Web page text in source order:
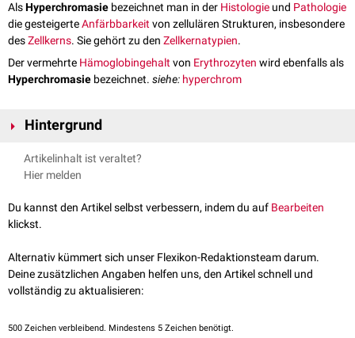
AlsHyperchromasie bezeichnet man in der Histologie und Pathologie
die gesteigerteAnfärbbarkeitvon zellulären Strukturen, insbesondere
desZellkerns. Sie gehört zu den Zellkernatypien.
Der vermehrte Hämoglobingehaltvon Erythrozyten wird ebenfalls als
Hyperchromasie bezeichnet. siehe: hyperchrom
Hintergrund
Eine Hyperchromasie des Zellkerns wird durch einen vermehrten
Gehalt bzw. eine
Artikelinhalt ist veraltet?
Hier melden
Du kannst den Artikel selbst verbessern, indem du auf Bearbeiten
klickst.
Alternativ kümmert sich unser Flexikon-Redaktionsteam darum.
Deine zusätzlichen Angaben helfen uns, den Artikel schnell und
vollständig zu aktualisieren:
500 Zeichen verbleibend. Mindestens 5 Zeichen benötigt.